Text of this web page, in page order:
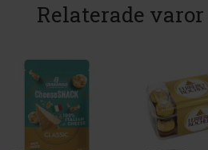
Relaterade varor